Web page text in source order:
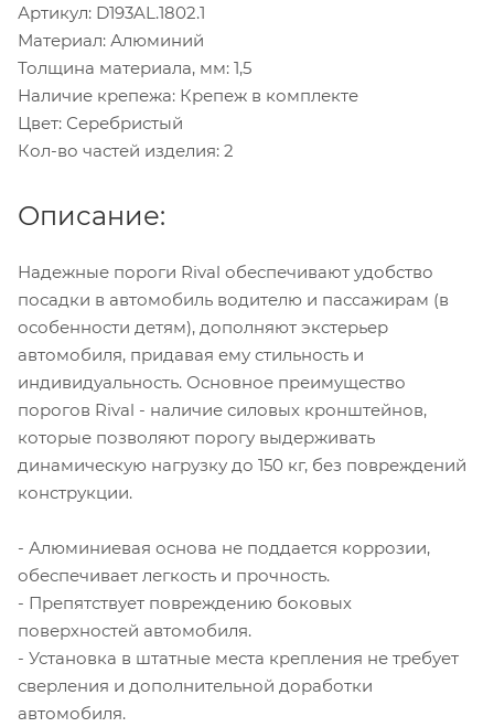
Артикул: D193AL.1802.1
Материал: Алюминий
Толщина материала, мм: 1,5
Наличие крепежа: Крепеж в комплекте
Цвет: Серебристый
Кол-во частей изделия: 2
Описание:
Надежные пороги Rival обеспечивают удобство
посадки в автомобиль водителю и пассажирам (в
особенности детям), дополняют экстерьер
автомобиля, придавая ему стильность и
индивидуальность. Основное преимущество
порогов Rival - наличие силовых кронштейнов,
которые позволяют порогу выдерживать
динамическую нагрузку до 150 кг, без повреждений
конструкции.
- Алюминиевая основа не поддается коррозии,
обеспечивает легкость и прочность.
- Препятствует повреждению боковых
поверхностей автомобиля.
- Установка в штатные места крепления не требует
сверления и дополнительной доработки
автомобиля.